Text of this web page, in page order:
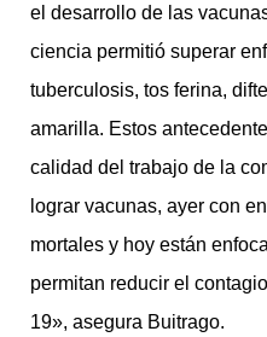
el desarrollo de las
ciencia permitió superar
tuberculosis, tos ferina,
amarilla. Estos
calidad del trabajo de la
lograr vacunas, ayer con
mortales y hoy están
permitan reducir el
19», asegura Buitrago.